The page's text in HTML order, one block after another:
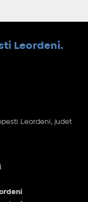
Leordeni.
Leordeni, judet